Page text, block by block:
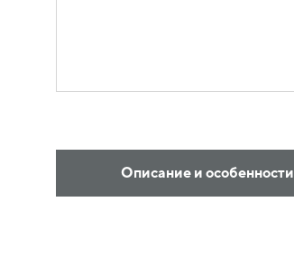
Описание и особенности